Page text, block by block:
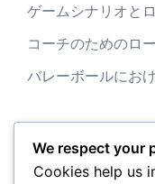
ゲームシナリオと
コーチのためのロ
バレーボールにお
アーカイブ
We respect your
Cookies help us